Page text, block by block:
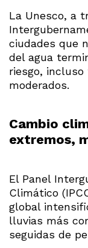
La Unesco, a
ciudades que
del agua
riesgo,
moderados.
Cambio
extremos,
El Panel
Climático
global
lluvias más
seguidas de